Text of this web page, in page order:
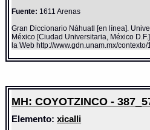
Fuente: 1611 Arenas
Gran Diccionario Náhuatl [en línea].
México [Ciudad Universitaria, México
la Web http://www.gdn.unam.mx/contexto/
MH: COYOTZINCO -
Elemento:xicalli